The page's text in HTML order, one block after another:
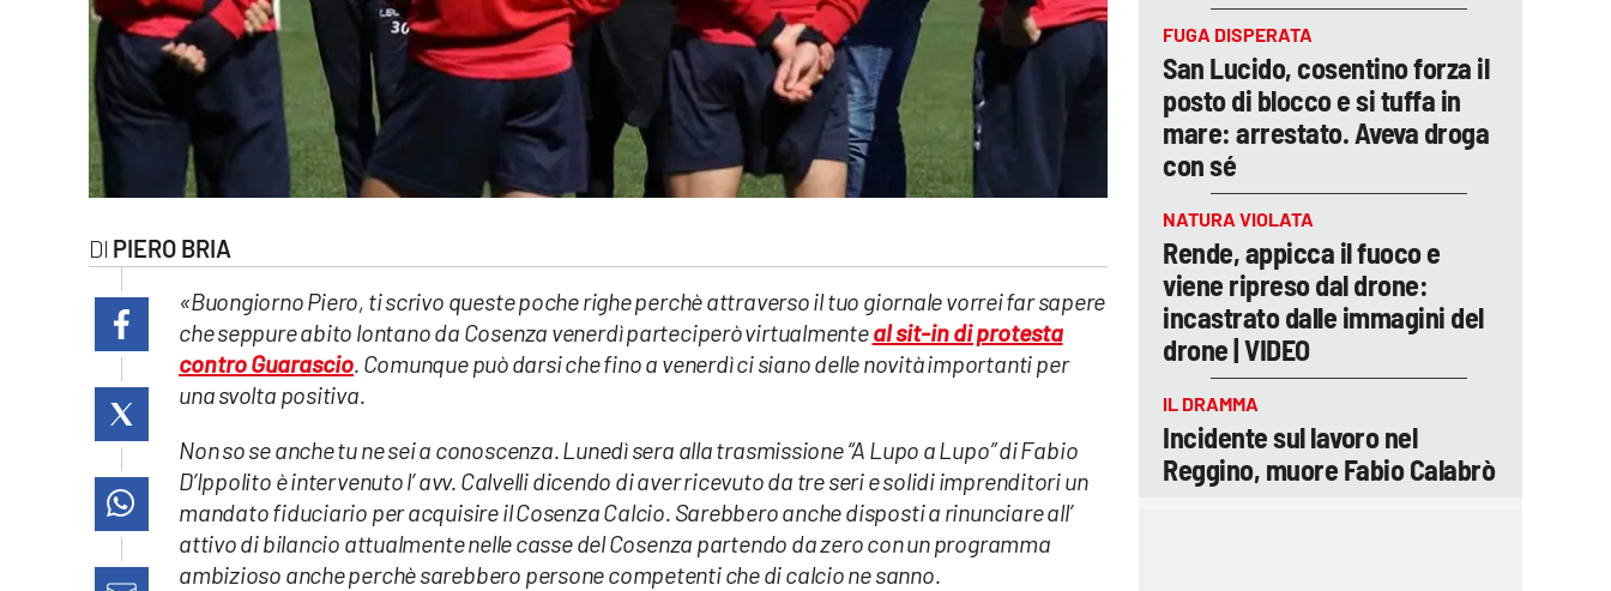
lacapitalenews.it
PIERO BRIA
«Buongiorno Piero, ti scrivo queste poche righe perchè attraverso il tuo giornale vorrei far sapere
che seppure abito lontano da Cosenza venerdì parteciperò virtualmenteal sit-in di protesta
contro Guarascio. Comunque può darsi che fino a venerdì ci siano delle novità importanti per
una svolta positiva.
Non so se anche tu ne sei a conoscenza. Lunedì sera alla trasmissione “A Lupo a Lupo” di Fabio
D’Ippolito è intervenuto l’ avv. Calvelli dicendo di aver ricevuto da tre seri e solidi imprenditori un
mandato fiduciario per acquisire il Cosenza Calcio. Sarebbero anche disposti a rinunciare all’
attivo di bilancio attualmente nelle casse del Cosenza partendo da zero con un programma
ambizioso anche perchè sarebbero persone competenti che di calcio ne sanno.
FUGA DISPERATA
San Lucido, cosentino forza il
posto di blocco e si tuffa in
mare: arrestato. Aveva droga
con sé
NATURA VIOLATA
Rende, appicca il fuoco e
viene ripreso dal drone:
incastrato dalle immagini del
drone | VIDEO
IL DRAMMA
Incidente sul lavoro nel
Reggino, muore Fabio Calabrò